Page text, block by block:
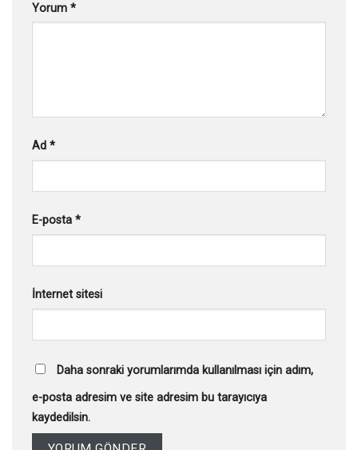
Yorum *
Ad *
E-posta *
İnternet sitesi
Daha sonraki yorumlarımda kullanılması için adım,
e-posta adresim ve site adresim bu tarayıcıya
kaydedilsin.